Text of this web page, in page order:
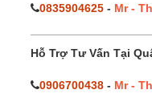
0835904625 - Mr -
Hỗ Trợ Tư Vấn Tại
0906700438 - Mr -